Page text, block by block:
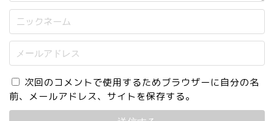
次回のコメントで使用するためブラウザーに自分の名
前、メールアドレス、サイトを保存する。